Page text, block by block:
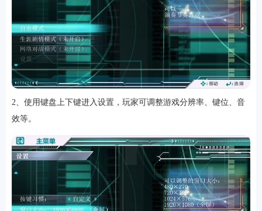
2、使用键盘上下键进入设置，玩家可调整游戏分辨率、键位、音
效等。